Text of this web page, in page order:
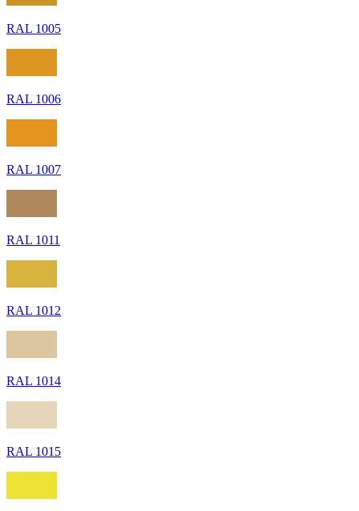
RAL 1005
RAL 1006
RAL 1007
RAL 1011
RAL 1012
RAL 1014
RAL 1015